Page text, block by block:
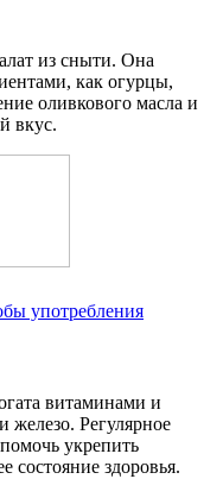
из сныти. Она
как огурцы,
оливкового масла и
вкус.
употребления
витаминами и
железо. Регулярное
укрепить
здоровья.